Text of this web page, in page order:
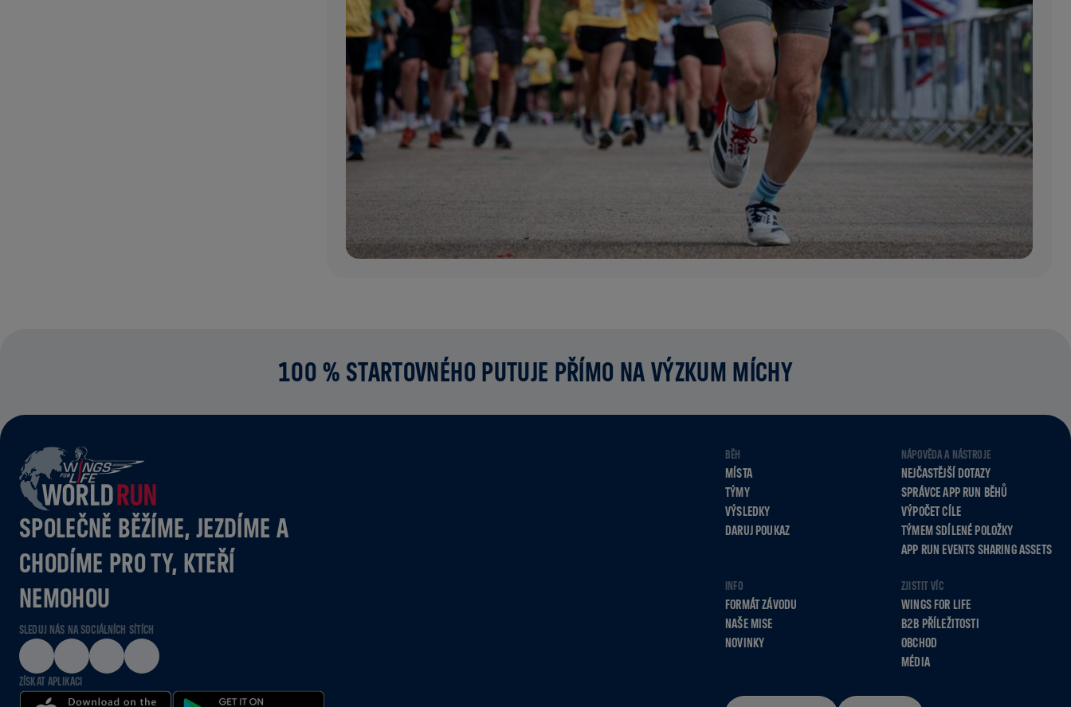
100 % STARTOVNÉHO PUTUJE PŘÍMO NA VÝZKUM MÍCHY
SPOLEČNĚ BĚŽÍME, JEZDÍME A
CHODÍME PRO TY, KTEŘÍ
NEMOHOU
SLEDUJ NÁS NA SOCIÁLNÍCH SÍTÍCH
ZÍSKAT APLIKACI
BĚH
MÍSTA
TÝMY
VÝSLEDKY
DARUJ POUKAZ
NÁPOVĚDA A NÁSTROJE
NEJČASTĚJŠÍ DOTAZY
SPRÁVCE APP RUN BĚHŮ
VÝPOČET CÍLE
TÝMEM SDÍLENÉ POLOŽKY
APP RUN EVENTS SHARING ASSETS
INFO
FORMÁT ZÁVODU
NAŠE MISE
NOVINKY
ZJISTIT VÍC
WINGS FOR LIFE
B2B PŘÍLEŽITOSTI
OBCHOD
MÉDIA